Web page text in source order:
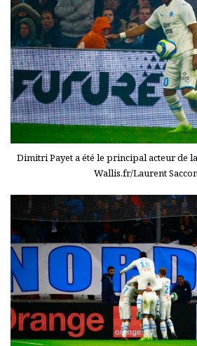
Dimitri Payet a été le principal acteur de
Wallis.fr/Laurent